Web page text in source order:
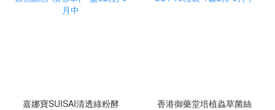
嘉娜寶SUISAI清透綠粉酵
香港御藥堂培植蟲草菌絲